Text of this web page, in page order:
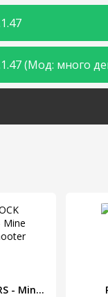
(Мод: много
BLOCK WARS - Mine Mini Shooter